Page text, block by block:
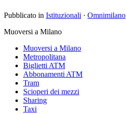
Pubblicato in Istituzionali · Omnimilano
Muoversi a Milano
Muoversi a Milano
Metropolitana
Biglietti ATM
Abbonamenti ATM
Tram
Scioperi dei mezzi
Sharing
Taxi